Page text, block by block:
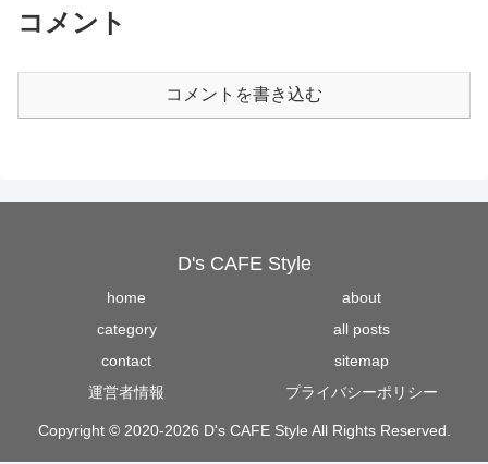
コメント
コメントを書き込む
D's CAFE Style
home
about
category
all posts
contact
sitemap
運営者情報
プライバシーポリシー
Copyright © 2020-2026 D's CAFE Style All Rights Reserved.